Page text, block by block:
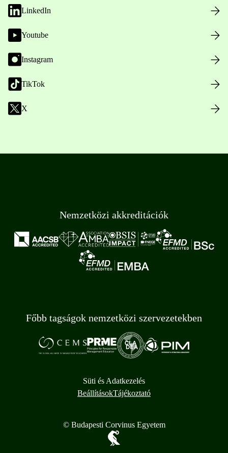
LinkedIn
Youtube
Instagram
TikTok
X
Nemzetközi akkreditációk
Főbb tagságok nemzetközi szervezetekben
Süti és Adatkezelés
BeállításokTájékoztató
© Budapesti Corvinus Egyetem